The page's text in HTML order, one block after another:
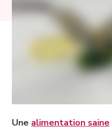
Une alimentation saine